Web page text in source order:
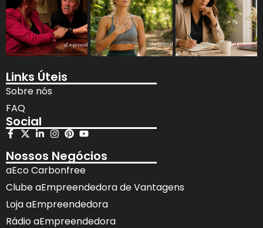
Links Úteis
Sobre nós
FAQ
Social
Nossos Negócios
aEco Carbonfree
Clube aEmpreendedora de Vantagens
Loja aEmpreendedora
Rádio aEmpreendedora